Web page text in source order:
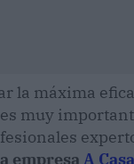
la máxima
muy
empresa A